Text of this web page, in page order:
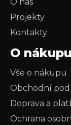
Projekty
Kontakty
O nákupu
Vše o nákupu
Obchodní
Doprava a
Ochrana